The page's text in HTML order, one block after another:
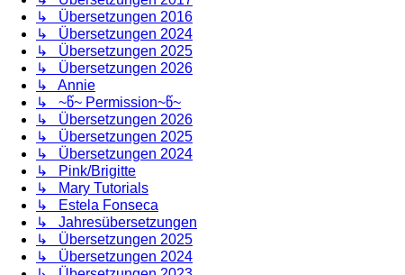
↳ Übersetzungen 2016
↳ Übersetzungen 2024
↳ Übersetzungen 2025
↳ Übersetzungen 2026
↳ Annie
↳ ~წ~ Permission~წ~
↳ Übersetzungen 2026
↳ Übersetzungen 2025
↳ Übersetzungen 2024
↳ Pink/Brigitte
↳ Mary Tutorials
↳ Estela Fonseca
↳ Jahresübersetzungen
↳ Übersetzungen 2025
↳ Übersetzungen 2024